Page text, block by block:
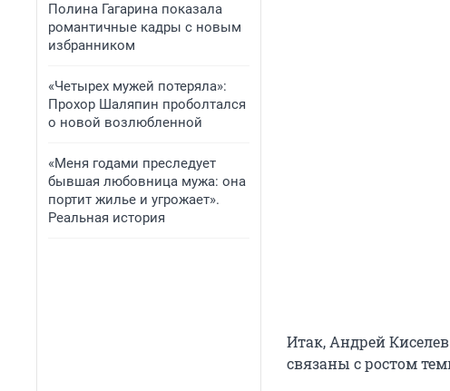
Полина Гагарина показала
романтичные кадры с новым
избранником
«Четырех мужей потеряла»:
Прохор Шаляпин проболтался
о новой возлюбленной
«Меня годами преследует
бывшая любовница мужа: она
портит жилье и угрожает».
Реальная история
Итак, Андрей
связаны с ростом